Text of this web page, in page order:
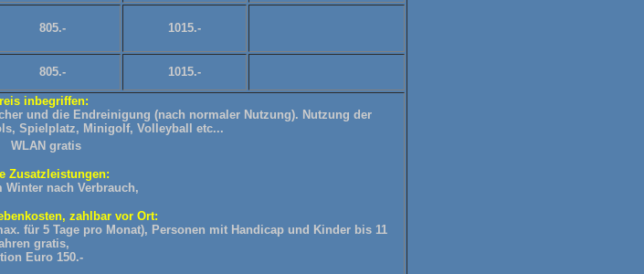
805.- 1015.-
805.- 1015.-
inbegriffen:
und die Endreinigung (nach normaler Nutzung). Nutzung der
Spielplatz, Minigolf, Volleyball etc...
WLAN gratis
Zusatzleistungen:
Winter nach Verbrauch,
zahlbar vor Ort:
für 5 Tage pro Monat), Personen mit Handicap und Kinder bis 11
gratis,
Euro 150.-